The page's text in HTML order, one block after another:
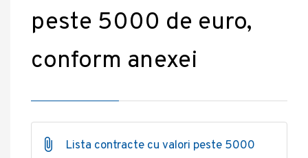
peste 5000 de euro,
conform anexei
Lista contracte cu valori peste 5000